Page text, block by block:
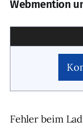
Webmention
Fehler beim